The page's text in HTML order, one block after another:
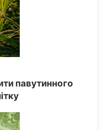
павутинного